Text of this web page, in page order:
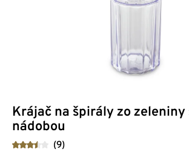
Krájač na špirály zo zeleniny
nádobou
(9)